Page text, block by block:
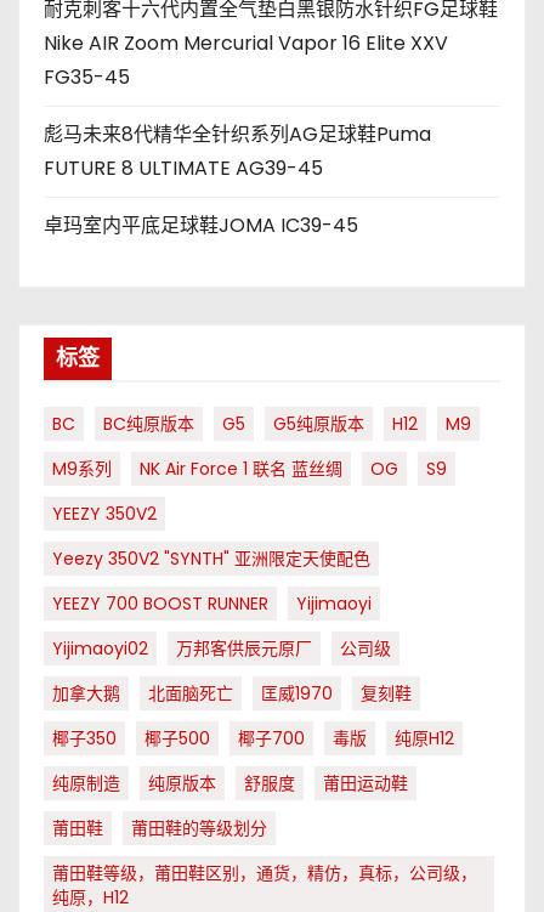
耐克刺客十六代内置全气垫白黑银防水针织FG足球鞋
Nike AIR Zoom Mercurial Vapor 16 Elite XXV
FG35-45
彪马未来8代精华全针织系列AG足球鞋Puma
FUTURE 8 ULTIMATE AG39-45
卓玛室内平底足球鞋JOMA IC39-45
标签
BC BC纯原版本 G5 G5纯原版本 H12
M9
M9系列
NK Air Force 1 联名 蓝丝绸 OG
S9
YEEZY 350V2
Yeezy 350V2 "SYNTH" 亚洲限定天使配色
YEEZY 700 BOOST RUNNER
Yijimaoyi
Yijimaoyi02
万邦客供辰元原厂
公司级
加拿大鹅
北面脑死亡 匡威1970
复刻鞋
椰子350
椰子500 椰子700 毒版
纯原H12
纯原制造
纯原版本 舒服度
莆田运动鞋
莆田鞋
莆田鞋的等级划分
莆田鞋等级，莆田鞋区别，通货，精仿，真标，公司级，
纯原，H12